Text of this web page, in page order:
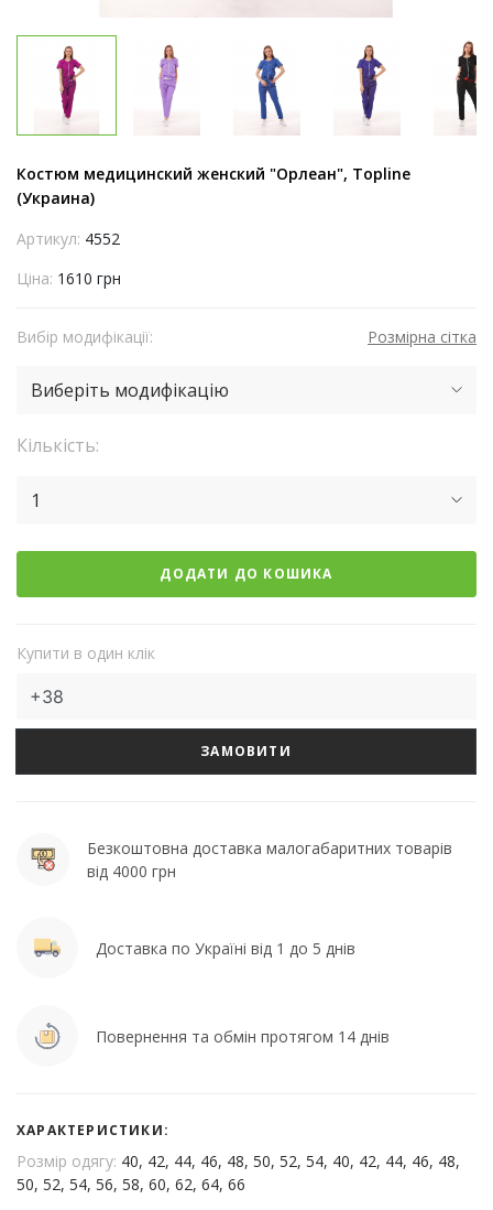
Костюм медицинский женский "Орлеан", Topline
(Украина)
Артикул: 4552
Ціна: 1610 грн
Вибір модифікації: Розмірна сітка
Виберіть модифікацію
Кількість:
1
ДОДАТИ ДО КОШИКА
Купити в один клік
ЗАМОВИТИ
Безкоштовна доставка малогабаритних товарів
від 4000 грн
Доставка по Україні від 1 до 5 днів
Повернення та обмін протягом 14 днів
ХАРАКТЕРИСТИКИ:
Розмір одягу: 40, 42, 44, 46, 48, 50, 52, 54, 40, 42, 44, 46, 48,
50, 52, 54, 56, 58, 60, 62, 64, 66